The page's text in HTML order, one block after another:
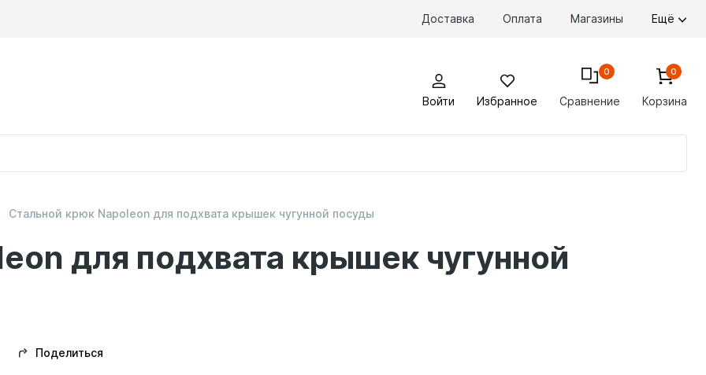
Доставка Оплата Магазины Ещё
Войти Избранное Сравнение
0
Корзина
0
для подхвата крышек чугунной
Стальной крюк Napoleon для подхвата крышек чугунной посуды
Поделиться